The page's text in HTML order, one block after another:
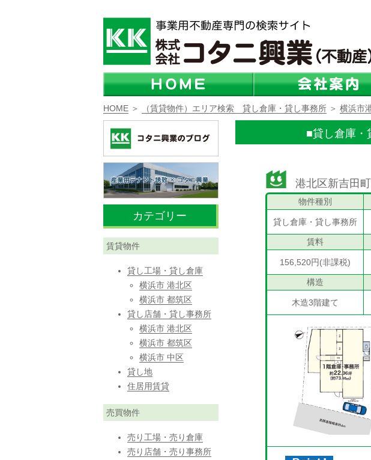
HOME ＞ （賃貸物件）エリア検索 貸し倉庫・貸し事務所 ＞ 横浜市
■貸し倉庫・
港北区新吉田
物件種別
貸し倉庫・貸し事務所
賃料
156,520円(非課税)
構造
木造3階建て
カテゴリー
賃貸物件
貸し工場・貸し倉庫
横浜市 港北区
横浜市 都筑区
貸し店舗・貸し事務所
横浜市 港北区
横浜市 都筑区
横浜市 中区
貸し地
住居用賃貸
売買物件
売り工場・売り倉庫
売り店舗・売り事務所